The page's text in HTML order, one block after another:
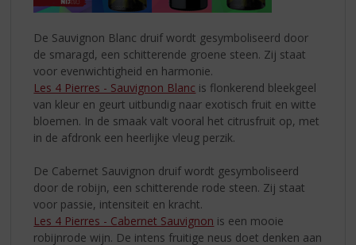
De Sauvignon Blanc druif wordt gesymboliseerd door
de smaragd, een schitterende groene steen. Zij staat
voor evenwichtigheid en harmonie.
Les 4 Pierres - Sauvignon Blanc is flonkerend bleekgeel
van kleur en geurt uitbundig naar exotisch fruit en witte
bloemen. In de smaak valt vooral het citrusfruit op, met
in de afdronk een heerlijke vleug perzik.
De Cabernet Sauvignon druif wordt gesymboliseerd
door de robijn, een schitterende rode steen. Zij staat
voor passie, intensiteit en kracht.
Les 4 Pierres - Cabernet Sauvignon is een mooie
robijnrode wijn. De intens fruitige neus doet denken aan